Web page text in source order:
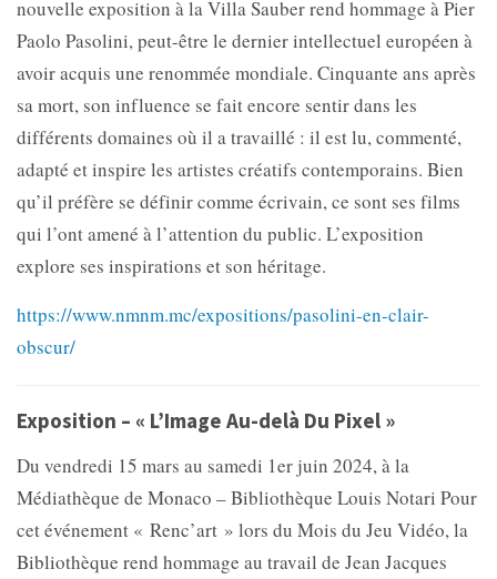
nouvelle exposition à la Villa Sauber rend hommage à Pier
Paolo Pasolini, peut-être le dernier intellectuel européen à
avoir acquis une renommée mondiale. Cinquante ans après
sa mort, son influence se fait encore sentir dans les
différents domaines où il a travaillé : il est lu, commenté,
adapté et inspire les artistes créatifs contemporains. Bien
qu’il préfère se définir comme écrivain, ce sont ses films
qui l’ont amené à l’attention du public. L’exposition
explore ses inspirations et son héritage.
https://www.nmnm.mc/expositions/pasolini-en-clair-
obscur/
Exposition – « L’Image Au-delà Du Pixel »
Du vendredi 15 mars au samedi 1er juin 2024, à la
Médiathèque de Monaco – Bibliothèque Louis Notari Pour
cet événement « Renc’art » lors du Mois du Jeu Vidéo, la
Bibliothèque rend hommage au travail de Jean Jacques